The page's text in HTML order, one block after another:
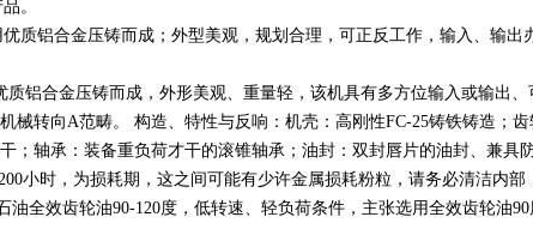
。
铝合金压铸而成；外型美观，规划合理，可正反工作，输入、输出
铝合金压铸而成，外形美观、重量轻，该机具有多方位输入或输出
转向A范畴。 构造、特性与反响：机壳：高刚性FC-25铸铁铸造；
；轴承：装备重负荷才干的滚锥轴承；油封：双封唇片的油封、兼具
小时，为损耗期，这之间可能有少许金属损耗粉粒，请务必清洁内
全效齿轮油90-120度，低转速、轻负荷条件，主张选用全效齿轮油